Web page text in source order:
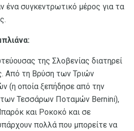
ένα συγκεντρωτικό μέρος για τα
της Σλοβενίας διατηρεί
Από τη Βρύση των Τριών
(η οποία ξεπήδησε από την
Τεσσάρων Ποταμών Bernini),
και Ροκοκό και σε
πολλά που μπορείτε να